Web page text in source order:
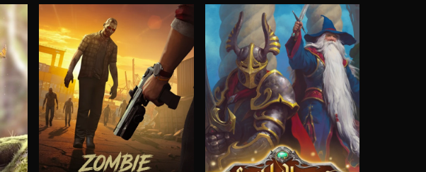
Nikoderiko: The Magical World -
Director's Cut